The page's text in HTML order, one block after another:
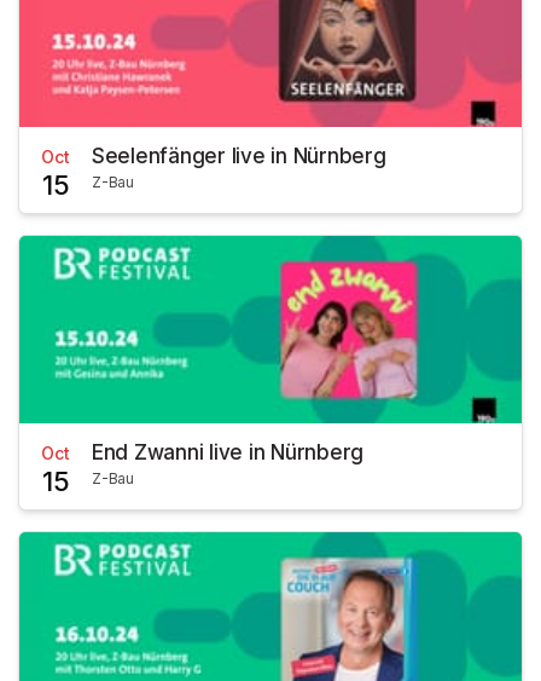
Oct
15
Seelenfänger live in Nürnberg
Z-Bau
Oct
15
End Zwanni live in Nürnberg
Z-Bau